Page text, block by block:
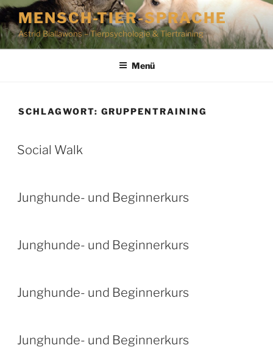
Zum
Inhalt
springen
MENSCH-TIER-SPRACHE
Astrid Biallawons – Tierpsychologie & Tiertraining
Menü
SCHLAGWORT: GRUPPENTRAINING
Social Walk
Junghunde- und Beginnerkurs
Junghunde- und Beginnerkurs
Junghunde- und Beginnerkurs
Junghunde- und Beginnerkurs